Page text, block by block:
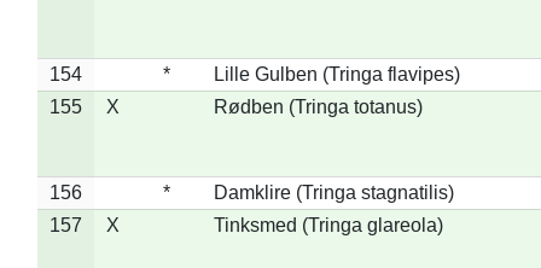
154 *
Lille Gulben (Tringa flavipes)
155
X Rødben (Tringa totanus)
156 *
Damklire (Tringa stagnatilis)
157
X Tinksmed (Tringa glareola)